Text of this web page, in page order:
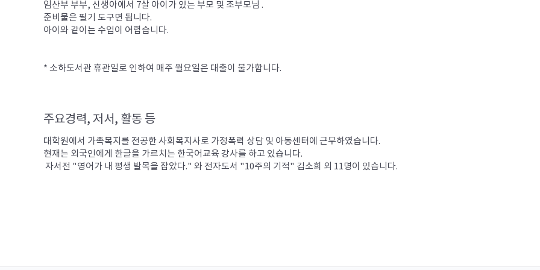
임산부 부부, 신생아에서 7살 아이가 있는 부모 및 조부모님 .
준비물은 필기 도구면 됩니다.
아이와 같이는 수업이 어렵습니다.
* 소하도서관 휴관일로 인하여 매주 월요일은 대출이 불가합니다.
주요경력, 저서, 활동 등
대학원에서 가족복지를 전공한 사회복지사로 가정폭력 상담 및 아동센터에 근무하였습니다.
현재는 외국인에게 한글을 가르치는 한국어교육 강사를 하고 있습니다.
자서전 "영어가 내 평생 발목을 잡았다." 와 전자도서 "10주의 기적" 김소희 외 11명이 있습니다.